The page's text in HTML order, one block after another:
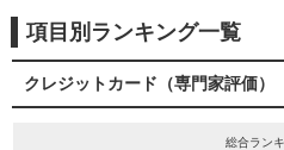
項目別ランキング一覧
クレジットカード（専門家評価）
総合ラン